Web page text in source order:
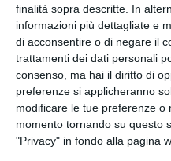
finalità sopra descritte. In
informazioni più dettagliate e
di acconsentire o di negare il
trattamenti dei dati personali
consenso, ma hai il diritto di
preferenze si applicheranno
modificare le tue preferenze o
momento tornando su questo
"Privacy" in fondo alla pagina
via
Facebook,